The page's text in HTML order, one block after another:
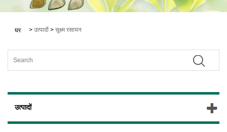
घर > उत्पादों > सूक्ष्म रसायन
उत्पादों